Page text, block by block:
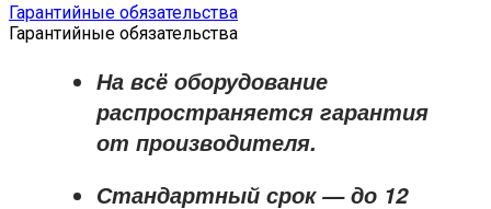
Гарантийные обязательства
Гарантийные обязательства
На всё оборудование
распространяется гарантия
от производителя.
Стандартный срок — до 12